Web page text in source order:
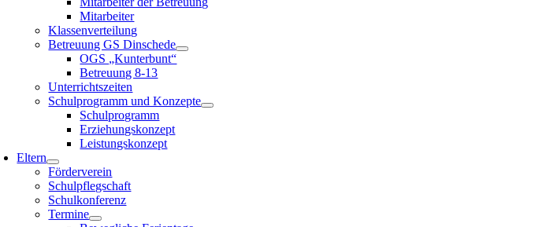
Mitarbeiter
Klassenverteilung
Betreuung GS Dinschede
OGS „Kunterbunt“
Betreuung 8-13
Unterrichtszeiten
Schulprogramm und Konzepte
Schulprogramm
Erziehungskonzept
Leistungskonzept
Eltern
Förderverein
Schulpflegschaft
Schulkonferenz
Termine